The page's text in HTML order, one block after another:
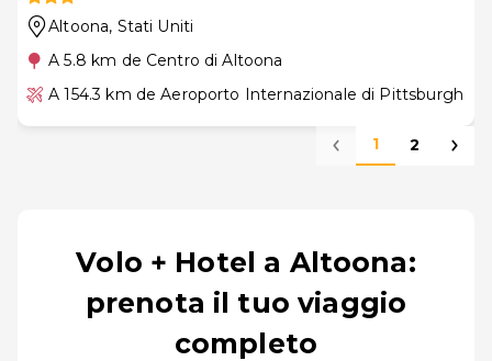
Altoona, Stati Uniti
A 5.8 km de Centro di Altoona
A 154.3 km de Aeroporto Internazionale di Pittsburgh
1 2
Volo + Hotel a Altoona:
prenota il tuo viaggio
completo